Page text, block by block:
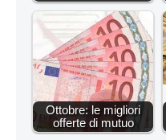
Ottobre: le migliori
offerte di mutuo